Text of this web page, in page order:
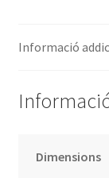
Informació
Dimensions